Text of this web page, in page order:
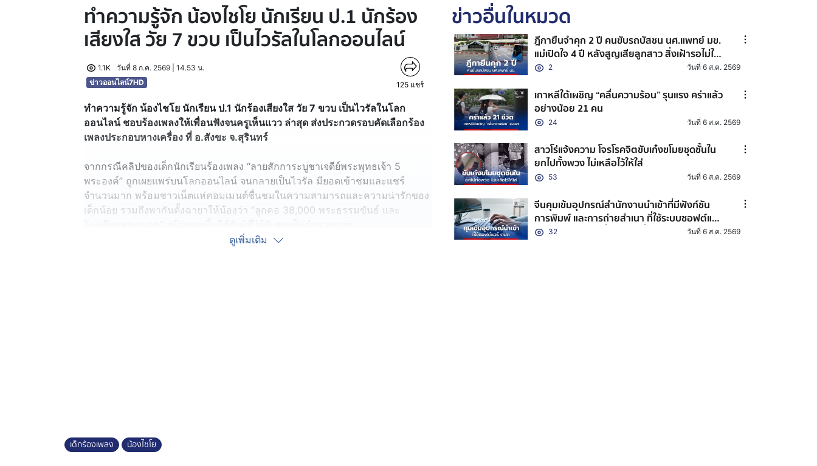
ทำความรู้จัก น้องไชโย นักเรียน ป.1 นักร้อง
เสียงใส วัย 7 ขวบ เป็นไวรัลในโลกออนไลน์
1.1K
วันที่ 8 ก.ค. 2569 | 14.53 น.
ข่าวออนไลน์7HD
125 แชร์
ทำความรู้จัก น้องไชโย นักเรียน ป.1 นักร้องเสียงใส วัย 7 ขวบ เป็นไวรัลในโลก
ออนไลน์ ชอบร้องเพลงให้เพื่อนฟังจนครูเห็นแวว ล่าสุด ส่งประกวดรอบคัดเลือกร้อง
เพลงประกอบหางเครื่อง ที่ อ.สังขะ จ.สุรินทร์
จากกรณีคลิปของเด็กนักเรียนร้องเพลง “ลายสักการะบูชาเจดีย์พระพุทธเจ้า 5
พระองค์” ถูกเผยแพร่บนโลกออนไลน์ จนกลายเป็นไวรัล มียอดเข้าชมและแชร์
จำนวนมาก พร้อมชาวเน็ตแห่คอมเมนต์ชื่นชมในความสามารถและความน่ารักของ
เด็กน้อย รวมถึงพากันตั้งฉายาให้น้องว่า “ลูกคอ 38,000 พระธรรมขันธ์ และ
เป็นภารโรงของโรงเรียน ได้เห็นคลิปดังกล่าวก็รู้สึกชื่นชมและภูมิใจในตัวลูกชายเป็น
ดูเพิ่มเติม
ข่าวอื่นในหมวด
ฎีกายืนจำคุก 2 ปี คนขับรถบัสชน นศ.แพทย์ มข.
แม่เปิดใจ 4 ปี หลังสูญเสียลูกสาว สิ่งเฝ้ารอไม่ใช่
แค่คำพิพากษา
2 วันที่ 6 ส.ค. 2569
เกาหลีใต้เผชิญ “คลื่นความร้อน” รุนแรง คร่าแล้ว
อย่างน้อย 21 คน
24 วันที่ 6 ส.ค. 2569
สาวโร่แจ้งความ โจรโรคจิตขับเก๋งขโมยชุดชั้นใน
ยกไปทั้งพวง ไม่เหลือไว้ให้ใส่
53 วันที่ 6 ส.ค. 2569
จีนคุมเข้มอุปกรณ์สำนักงานนำเข้าที่มีฟังก์ชัน
การพิมพ์ และการถ่ายสำเนา ที่ใช้ระบบซอฟต์แวร์
จากต่างประเทศ เนื่องจากหวั่นกระทบความ
32 วันที่ 6 ส.ค. 2569
เด็กร้องเพลง น้องไชโย